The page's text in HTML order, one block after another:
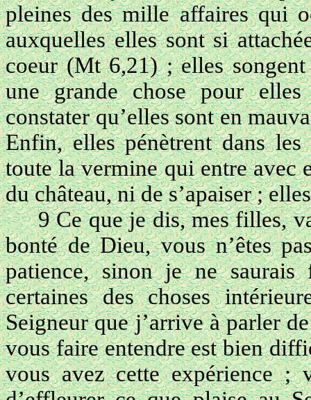
pleines des mille affaires qui
auxquelles elles sont si
coeur (Mt 6,21) ; elles
une grande chose pour elles
constater qu’elles sont en
Enfin, elles pénètrent dans
toute la vermine qui entre avec
du château, ni de s’apaiser ;
9 Ce que je dis, mes filles,
bonté de Dieu, vous n’êtes
patience, sinon je ne saurais
certaines des choses
Seigneur que j’arrive à parler
vous faire entendre est bien
vous avez cette expérience ;